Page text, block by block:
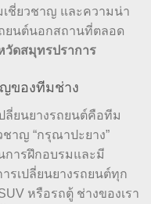
ชี่ยวชาญ และความน่า
ยนต์นอกสถานที่ตลอด
วัดสมุทรปราการ
ของทีมช่าง
ลี่ยนยางรถยนต์คือทีม
าญ “กรุณาปะยาง”
ารฝึกอบรมและมี
รเปลี่ยนยางรถยนต์ทุก
หรือรถตู้ ช่างของเรา